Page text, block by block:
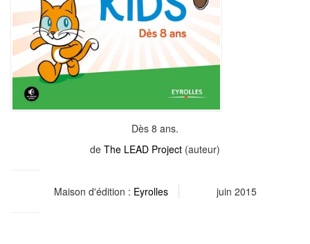
Dès 8 ans.
de The LEAD Project (auteur)
Maison d'édition : Eyrolles juin 2015